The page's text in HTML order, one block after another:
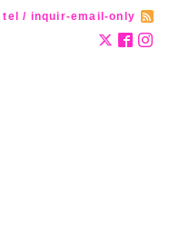
tel / inquir-email-only